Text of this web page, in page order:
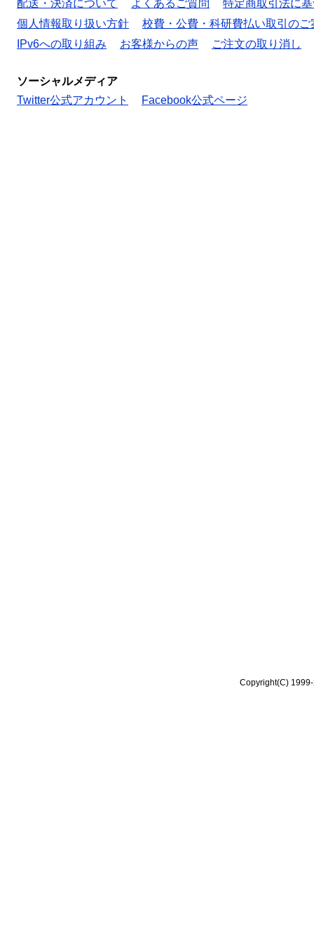
配送・決済について よくあるご質問
特定商取引法に
個人情報取り扱い方針
校費・公費・科研費払い取引のご
IPv6への取り組み
お客様からの声 ご注文の取り消し
ソーシャルメディア
Twitter公式アカウント
Facebook公式ページ
Copyright(C)